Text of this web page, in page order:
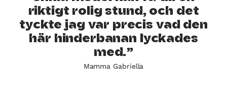
riktigt rolig stund, och det
tyckte jag var precis vad den
här hinderbanan lyckades
med.
Mamma Gabriella